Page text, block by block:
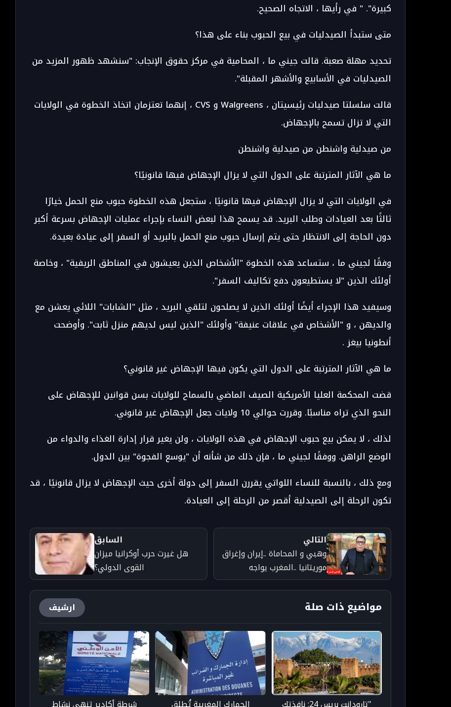
كبيرة". " في رأيها ، الاتجاه الصحيح.
متى ستبدأ الصيدليات في بيع الحبوب بناء على هذا؟
تحديد مهلة صعبة. قالت جيني ما ، المحامية في مركز حقوق الإنجاب: "سنشهد ظهور المزيد من
الصيدليات في الأسابيع والأشهر المقبلة".
قالت سلسلتا صيدليات رئيسيتان ، Walgreens و CVS ، إنهما تعتزمان اتخاذ الخطوة في الولايات
التي لا تزال تسمح بالإجهاض.
من صيدلية واشنطن من صيدلية واشنطن
ما هي الآثار المترتبة على الدول التي لا يزال الإجهاض فيها قانونيًا؟
في الولايات التي لا يزال الإجهاض فيها قانونيًا ، ستجعل هذه الخطوة حبوب منع الحمل خيارًا
ثالثًا بعد العيادات وطلب البريد. قد يسمح هذا لبعض النساء بإجراء عمليات الإجهاض بسرعة أكبر
دون الحاجة إلى الانتظار حتى يتم إرسال حبوب منع الحمل بالبريد أو السفر إلى عيادة بعيدة.
وفقًا لجيني ما ، ستساعد هذه الخطوة "الأشخاص الذين يعيشون في المناطق الريفية" ، وخاصة
أولئك الذين "لا يستطيعون دفع تكاليف السفر".
وسيفيد هذا الإجراء أيضًا أولئك الذين لا يصلحون لتلقي البريد ، مثل "الشابات" اللائي يعشن مع
والديهن ، و "الأشخاص في علاقات عنيفة" وأولئك "الذين ليس لديهم منزل ثابت". وأوضحت
أنطونيا بيغز .
ما هي الآثار المترتبة على الدول التي يكون فيها الإجهاض غير قانوني؟
قضت المحكمة العليا الأمريكية الصيف الماضي بالسماح للولايات بسن قوانين للإجهاض على
النحو الذي تراه مناسبًا. وقررت حوالي 10 ولايات جعل الإجهاض غير قانوني.
لذلك ، لا يمكن بيع حبوب الإجهاض في هذه الولايات ، ولن يغير قرار إدارة الغذاء والدواء من
الوضع الراهن. ووفقًا لجيني ما ، فإن ذلك من شأنه أن "يوسع الفجوة" بين الدول.
ومع ذلك ، بالنسبة للنساء اللواتي يقررن السفر إلى دولة أخرى حيث الإجهاض لا يزال قانونيًا ، قد
تكون الرحلة إلى الصيدلية أقصر من الرحلة إلى العيادة.
التالي
وهبي و المحاماة ..إيران وإغراق
موريتانيا ..المغرب يواجه
سيكولوجيات مضطربة في
المحيط الاقليمي
السابق
هل غيرت حرب أوكرانيا ميزان
القوى الدولي؟
مواضيع ذات صلة ارشيف